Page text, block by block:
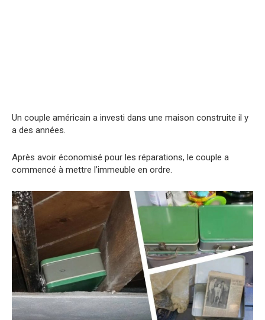
Un couple américain a investi dans une maison construite il y
a des années.
Après avoir économisé pour les réparations, le couple a
commencé à mettre l’immeuble en ordre.